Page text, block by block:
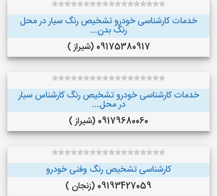
خدمات کارشناسی خودرو تشخیص رنگ سیار در محل
رنگ بدن...
09175380917 (شیراز )
خدمات کارشناسی خودرو تشخیص رنگ کارشناس سیار
در محل...
09179680060 (شیراز )
کارشناسی تشخیص رنگ وفنی خودرو
09193427059 (زنجان )